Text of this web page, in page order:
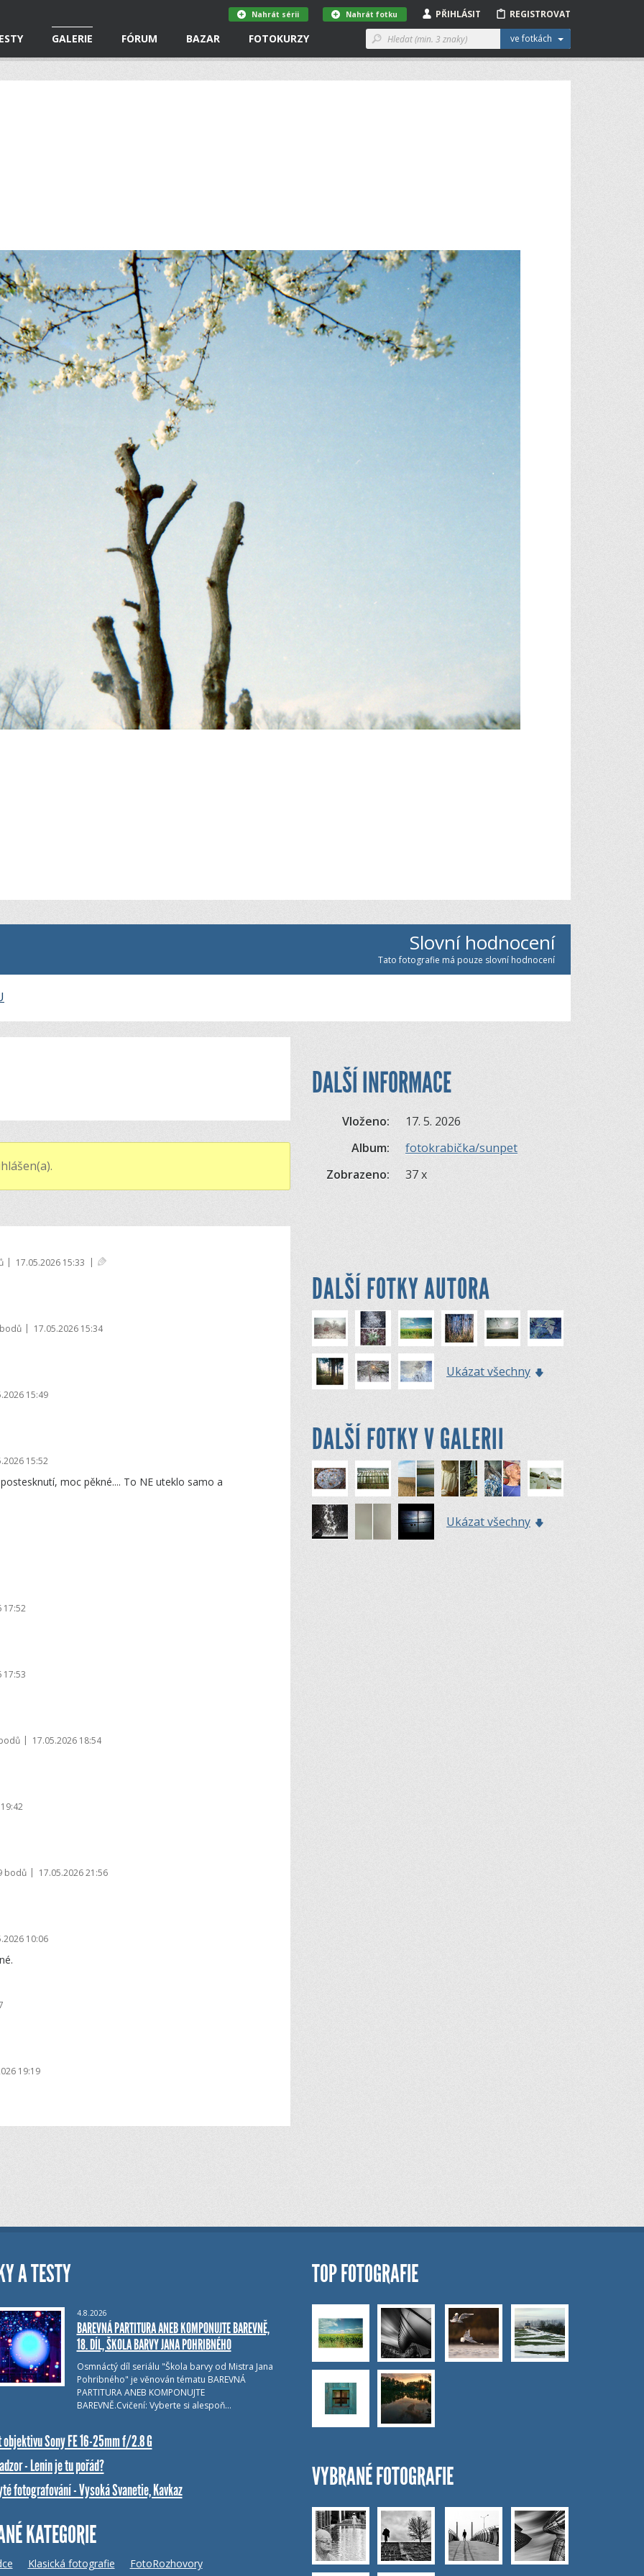
GALERIE FÓRUM BAZAR FOTOKURZY ve fotkách
REGISTROVAT
PŘIHLÁSIT
Nahrát fotku
Nahrát sérii
Slovní hodnocení
Tato fotografie má pouze slovní hodnocení
| 17.05.2026 15:33 |
| 17.05.2026 15:34
15:49
15:52
moc pěkné.... To NE uteklo samo a
17:52
17:53
| 17.05.2026 18:54
bodů | 17.05.2026 21:56
10:06
19:19
DALŠÍ INFORMACE
Vloženo:
17. 5. 2026
Album:
fotokrabička/sunpet
Zobrazeno:
37 x
DALŠÍ FOTKY AUTORA
Ukázat všechny
DALŠÍ FOTKY V GALERII
Ukázat všechny
A TESTY
4.8.2026
BAREVNÁ PARTITURA ANEB KOMPONUJTE BAREVNĚ,
18. DÍL, ŠKOLA BARVY JANA POHRIBNÉHO
Osmnáctý díl seriálu "Škola barvy od Mistra Jana
Pohribného" je věnován tématu BAREVNÁ
PARTITURA ANEB KOMPONUJTE
BAREVNĚ.Cvičení: Vyberte si alespoň…
objektivu Sony FE 16-25mm f/2.8 G
- Lenin je tu pořád?
fotografování - Vysoká Svanetie, Kavkaz
KATEGORIE
Klasická fotografie
FotoRozhovory
TOP FOTOGRAFIE
VYBRANÉ FOTOGRAFIE